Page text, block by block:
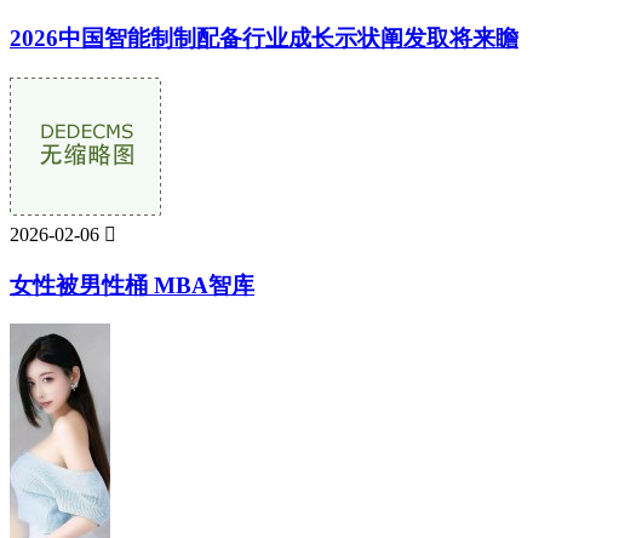
2026中国智能制制配备行业成长示状阐发取将来瞻
2026-02-06 
女性被男性桶 MBA智库